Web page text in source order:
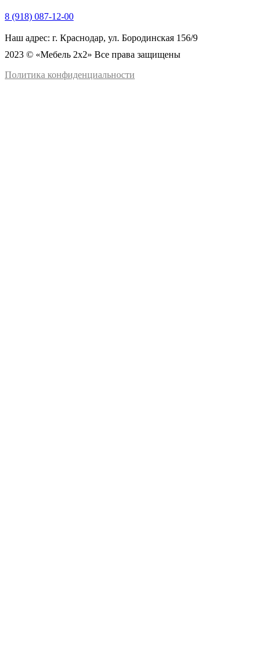
8 (918) 087-12-00
Наш адрес: г. Краснодар, ул. Бородинская 156/9
2023 © «Мебель 2x2» Все права защищены
Политика конфиденциальности